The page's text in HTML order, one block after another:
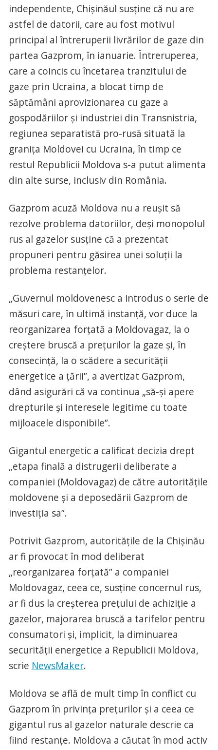
independente, Chişinăul susţine că nu are
astfel de datorii, care au fost motivul
principal al întreruperii livrărilor de gaze din
partea Gazprom, în ianuarie. Întreruperea,
care a coincis cu încetarea tranzitului de
gaze prin Ucraina, a blocat timp de
săptămâni aprovizionarea cu gaze a
gospodăriilor şi industriei din Transnistria,
regiunea separatistă pro-rusă situată la
graniţa Moldovei cu Ucraina, în timp ce
restul Republicii Moldova s-a putut alimenta
din alte surse, inclusiv din România.
Gazprom acuză Moldova nu a reuşit să
rezolve problema datoriilor, deşi monopolul
rus al gazelor susţine că a prezentat
propuneri pentru găsirea unei soluţii la
problema restanţelor.
„Guvernul moldovenesc a introdus o serie de
măsuri care, în ultimă instanţă, vor duce la
reorganizarea forţată a Moldovagaz, la o
creştere bruscă a preţurilor la gaze şi, în
consecinţă, la o scădere a securităţii
energetice a ţării”, a avertizat Gazprom,
dând asigurări că va continua „să-şi apere
drepturile şi interesele legitime cu toate
mijloacele disponibile”.
Gigantul energetic a calificat decizia drept
„etapa finală a distrugerii deliberate a
companiei (Moldovagaz) de către autorităţile
moldovene şi a deposedării Gazprom de
investiţia sa”.
Potrivit Gazprom, autorităţile de la Chişinău
ar fi provocat în mod deliberat
„reorganizarea forţată” a companiei
Moldovagaz, ceea ce, susţine concernul rus,
ar fi dus la creşterea preţului de achiziţie a
gazelor, majorarea bruscă a tarifelor pentru
consumatori şi, implicit, la diminuarea
securităţii energetice a Republicii Moldova,
scrie NewsMaker.
Moldova se află de mult timp în conflict cu
Gazprom în privinţa preţurilor şi a ceea ce
gigantul rus al gazelor naturale descrie ca
fiind restanţe. Moldova a căutat în mod activ